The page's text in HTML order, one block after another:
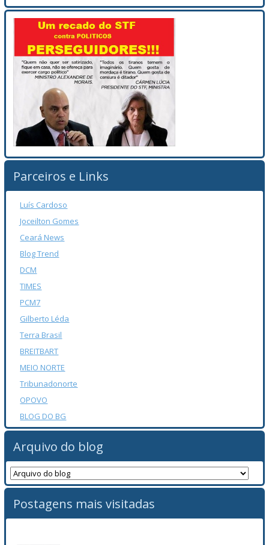
Parceiros e Links
Luís Cardoso
Joceilton Gomes
Ceará News
Blog Trend
DCM
TIMES
PCM7
Gilberto Léda
Terra Brasil
BREITBART
MEIO NORTE
Tribunadonorte
OPOVO
BLOG DO BG
Arquivo do blog
Postagens mais visitadas